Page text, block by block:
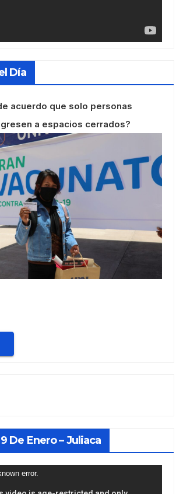
Día
acuerdo que solo personas
a espacios cerrados?
De Enero – Juliaca
error.